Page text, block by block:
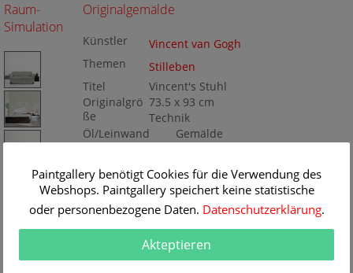
Raum-
Simulation
Originalgemälde
Künstler
Vincent van Gogh
Themen
Stilleben
Titel
Vincent's Stuhl
Originalgrö
ße
73.5 x 93 cm
Technik
Öl/Leinwand
Gemälde
Paintgallery benötigt Cookies für die Verwendung des
Webshops. Paintgallery speichert keine statistische
oder personenbezogene Daten. Datenschutzerklärung.
Akteptieren